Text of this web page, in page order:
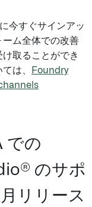
今すぐサインアッ
ム全体での改善
取ることができ
は、
Foundry
での
のサポ
リリース